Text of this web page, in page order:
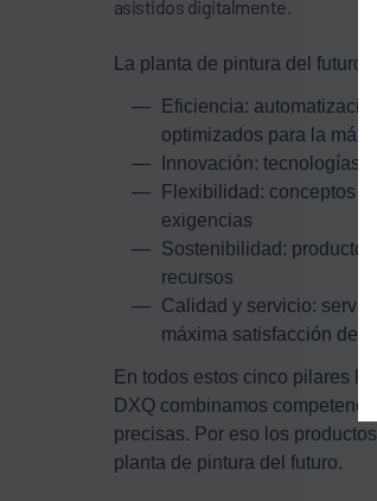
asistidos digitalmente.
La planta de pintura del
Eficiencia:
optimizados para la
Innovación: tecnologías
Flexibilidad: conceptos
exigencias
Sostenibilidad:
recursos
Calidad y servicio:
máxima satisfacción de
En todos estos cinco pilares
DXQ combinamos
precisas. Por eso los
planta de pintura del futuro.